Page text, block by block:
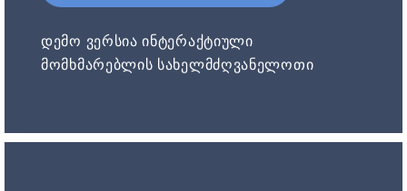
დემო ვერსია ინტერაქტიული
მომხმარებლის სახელმძღვანელოთი